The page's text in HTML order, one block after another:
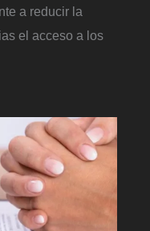
a reducir la
el acceso a los